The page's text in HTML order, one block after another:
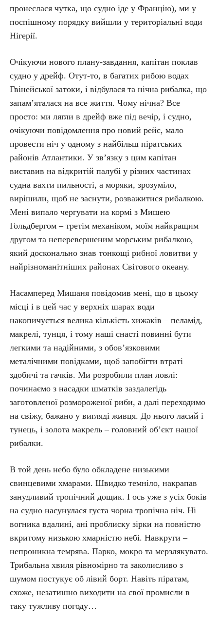
пронеслася чутка, що судно іде у Францію), ми у
поспішному порядку вийшли у територіальні води
Нігерії.
Очікуючи нового плану-завдання, капітан поклав
судно у дрейф. Отут-то, в багатих рибою водах
Гвінейської затоки, і відбулася та нічна рибалка, що
запам’яталася на все життя. Чому нічна? Все
просто: ми лягли в дрейф вже під вечір, і судно,
очікуючи повідомлення про новий рейс, мало
провести ніч у одному з найбільш піратських
районів Атлантики. У зв’язку з цим капітан
виставив на відкритій палубі у різних частинах
судна вахти пильності, а моряки, зрозуміло,
вирішили, щоб не заснути, розважитися рибалкою.
Мені випало чергувати на кормі з Мишею
Гольдбергом – третім механіком, моїм найкращим
другом та неперевершеним морським рибалкою,
який досконально знав тонкощі рибної ловитви у
найрізноманітніших районах Світового океану.
Насамперед Мишаня повідомив мені, що в цьому
місці і в цей час у верхніх шарах води
накопичується велика кількість хижаків – пеламід,
макрелі, тунця, і тому наші снасті повинні бути
легкими та надійними, з обов’язковими
металічними повідками, щоб запобігти втраті
здобичі та гачків. Ми розробили план ловлі:
починаємо з насадки шматків заздалегідь
заготовленої розмороженої риби, а далі переходимо
на свіжу, бажано у вигляді живця. До нього ласий і
тунець, і золота макрель – головний об’єкт нашої
рибалки.
В той день небо було обкладене низькими
свинцевими хмарами. Швидко темніло, накрапав
занудливий тропічний дощик. І ось уже з усіх боків
на судно насунулася густа чорна тропічна ніч. Ні
вогника вдалині, ані проблиску зірки на повністю
вкритому низькою хмарністю небі. Навкруги –
непроникна темрява. Парко, мокро та мерзлякувато.
Трибальна хвиля рівномірно та заколисливо з
шумом постукує об лівий борт. Навіть піратам,
схоже, незатишно виходити на свої промисли в
таку тужливу погоду…